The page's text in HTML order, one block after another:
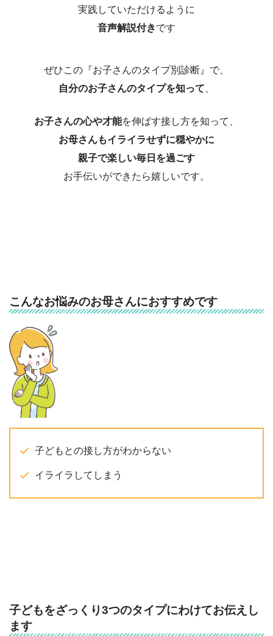
実践していただけるように
音声解説付きです
ぜひこの『お子さんのタイプ別診断』で、
自分のお子さんのタイプを知って
お子さんの心や才能を伸ばす接し方を知って、
お母さんもイライラせずに穏やかに
親子で楽しい毎日を過ごす
お手伝いができたら嬉しいです。
こんなお悩みのお母さんにおすすめです
子どもとの接し方がわからない
イライラしてしまう
子どもをざっくり3つのタイプにわけてお伝えし
ます